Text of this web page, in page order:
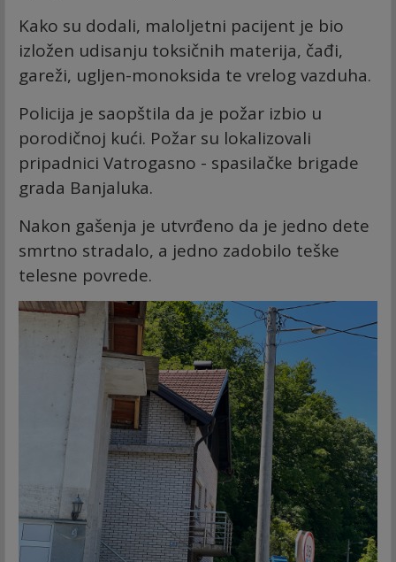
Kako su dodali, maloljetni pacijent je bio
izložen udisanju toksičnih materija, čađi,
gareži, ugljen-monoksida te vrelog vazduha.
Policija je saopštila da je požar izbio u
porodičnoj kući. Požar su lokalizovali
pripadnici Vatrogasno - spasilačke brigade
grada Banjaluka.
Nakon gašenja je utvrđeno da je jedno dete
smrtno stradalo, a jedno zadobilo teške
telesne povrede.